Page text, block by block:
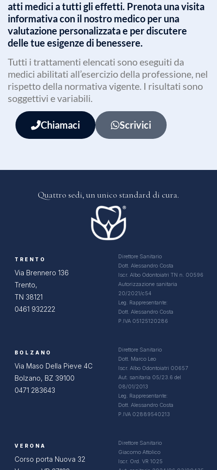
atti medici a tutti gli effetti. Prenota una visita
informativa con il nostro medico per una
valutazione personalizzata e per discutere
delle tue esigenze di benessere.
Tutti i trattamenti elencati sono eseguiti da
medici abilitati all’esercizio della professione, nel
rispetto della normativa vigente. I risultati sono
soggettivi e variabili.
Chiamaci Scrivici
Quattro sedi, un unico standard di cura.
TRENTO
Via Brennero 136
Trento,
TN 38121
0461 932222
Direttore Sanitario
Dott. Alessandro Costa
Iscr. Albo Odontoiatri TN n. 00596
Autorizzazione sanitaria
20/2021/c54
Leg. Rappresentante:
Dott. Alessandro Costa
P.IVA 05125120286
BOLZANO
Via Maso Della Pieve 4C
Bolzano, BZ 39100
0471 283643
Direttore Sanitario
Dott. Marco Leo
Iscr. Albo Odontoiatri 00657
Aut. sanitaria 05/23.6 del
08/01/2013
Leg. Rappresentante:
Dott. Alessandro Costa
P.IVA 02889540213
VERONA
Corso porta Nuova 32
Direttore Sanitario
Giacomo Attolico
Iscr. Ord. VR 1025